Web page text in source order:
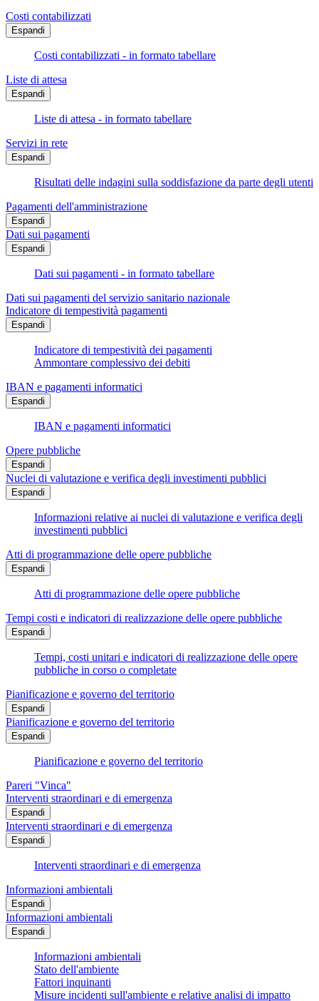
Costi contabilizzati
Espandi
Costi contabilizzati - in formato tabellare
Liste di attesa
Espandi
Liste di attesa - in formato tabellare
Servizi in rete
Espandi
Risultati delle indagini sulla soddisfazione da parte degli utenti
Pagamenti dell'amministrazione
Espandi
Dati sui pagamenti
Espandi
Dati sui pagamenti - in formato tabellare
Dati sui pagamenti del servizio sanitario nazionale
Indicatore di tempestività pagamenti
Espandi
Indicatore di tempestività dei pagamenti
Ammontare complessivo dei debiti
IBAN e pagamenti informatici
Espandi
IBAN e pagamenti informatici
Opere pubbliche
Espandi
Nuclei di valutazione e verifica degli investimenti pubblici
Espandi
Informazioni relative ai nuclei di valutazione e verifica degli
investimenti pubblici
Atti di programmazione delle opere pubbliche
Espandi
Atti di programmazione delle opere pubbliche
Tempi costi e indicatori di realizzazione delle opere pubbliche
Espandi
Tempi, costi unitari e indicatori di realizzazione delle opere
pubbliche in corso o completate
Pianificazione e governo del territorio
Espandi
Pianificazione e governo del territorio
Espandi
Pianificazione e governo del territorio
Pareri "Vinca"
Interventi straordinari e di emergenza
Espandi
Interventi straordinari e di emergenza
Espandi
Interventi straordinari e di emergenza
Informazioni ambientali
Espandi
Informazioni ambientali
Espandi
Informazioni ambientali
Stato dell'ambiente
Fattori inquinanti
Misure incidenti sull'ambiente e relative analisi di impatto